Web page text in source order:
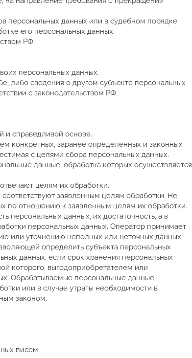
персональных данных или в судебном порядке
его персональных данных;
РФ.
персональных данных.
либо сведения о другом субъекте персональных
с законодательством РФ.
и справедливой основе.
конкретных, заранее определенных и законных
с целями сбора персональных данных.
данные, обработка которых осуществляется
целям их обработки.
заявленным целям обработки. Не
по отношению к заявленным целям их обработки.
персональных данных, их достаточность, а в
персональных данных. Оператор принимает
или уточнению неполных или неточных данных.
определить субъекта персональных
данных, если срок хранения персональных
которого, выгодоприобретателем или
Обрабатываемые персональные данные
или в случае утраты необходимости в
законом.
писем;